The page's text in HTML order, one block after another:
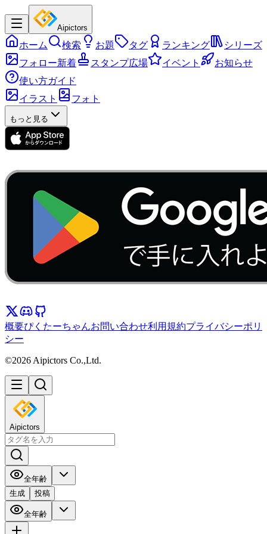
Aipictors
ホーム 検索 お題 タグ ランキング
シリーズ
フォロー新着
スタンプ広場 イベント
お知らせ
使い方ガイド
イラスト
フォト
もっと見る
概要ぴくたーちゃんお問い合わせ利用規約プライバシーポリ
シー
©2026 Aipictors Co.,Ltd.
Aipictors
全年齢
生成
投稿
全年齢